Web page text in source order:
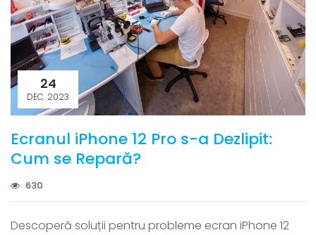
24
DEC. 2023
Ecranul iPhone 12 Pro s-a Dezlipit:
Cum se Repară?
630
Descoperă soluții pentru probleme ecran iPhone 12